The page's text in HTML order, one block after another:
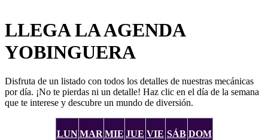
LLEGA LA AGENDA
YOBINGUERA
Disfruta de un listado con todos los detalles de nuestras mecánicas
por día. ¡No te pierdas ni un detalle! Haz clic en el día de la semana
que te interese y descubre un mundo de diversión.
LUN MAR MIE JUE VIE SÁB DOM